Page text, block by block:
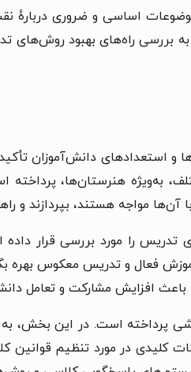
اساسی و ضروری دربارهٔ
به بررسی راه‌های بهبود روش‌های
و استعدادهای دانش‌آموزان
هنرستان‌ها، پرداخته
مواجه هستند، بپردازند و
را مورد بررسی قرار داده
و تدریس معکوس بهره
باعث افزایش مشارکت و تعامل
است. در این بخش، به
کلیدی در مورد تنظیم قوانین